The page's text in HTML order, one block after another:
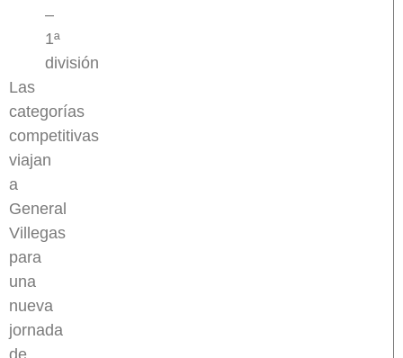
–
1ª
división
Las
categorías
competitivas
viajan
a
General
Villegas
para
una
nueva
jornada
de